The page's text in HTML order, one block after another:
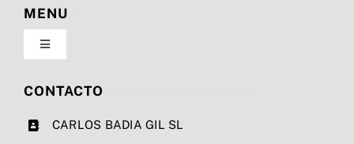
Política de privacidad
Condiciones de uso
MENU
Toggle
Navigation
Nosotros
CONTACTO
CARLOS BADIA GIL SL